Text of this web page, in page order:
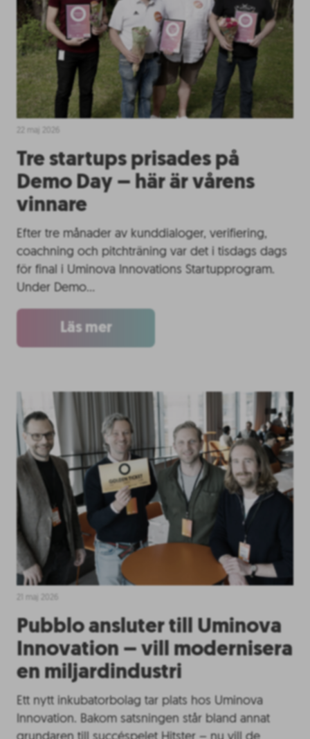
Tre startups prisades på
Demo Day – här är vårens
vinnare
Efter tre månader av kunddialoger, verifiering,
coachning och pitchträning var det i tisdags dags
för final i Uminova Innovations Startupprogram.
Under Demo…
Läs mer
Pubblo ansluter till Uminova
Innovation – vill modernisera
en miljardindustri
Ett nytt inkubatorbolag tar plats hos Uminova
Innovation. Bakom satsningen står bland annat